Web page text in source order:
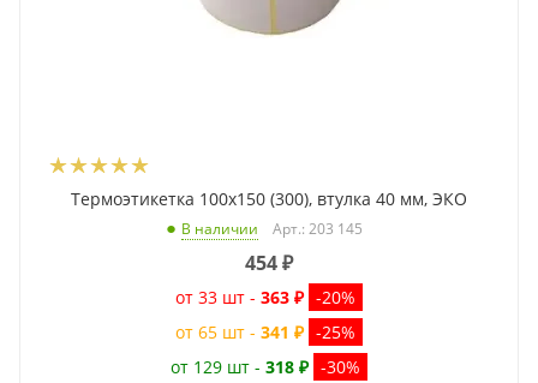
Термоэтикетка 100x150 (300), втулка 40 мм, ЭКО
В наличии Арт.: 203 145
454₽
от 33 шт - 363 ₽ -20%
от 65 шт - 341 ₽ -25%
от 129 шт - 318 ₽ -30%